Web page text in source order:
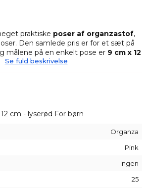
praktiske poser af organzastof,
Den samlede pris er for et sæt på
målene på en enkelt pose er 9 cm x 12
stofmed en meget luftig
det ser sådan ud. Poser af organza er
valg, hvis du leder efter en måde
småting som f.eks. mønter eller
er perfekt
og ved at putte behagelige aromaer
med duft.
Se fuld beskrivelse
Organza
Pink
Ingen
25